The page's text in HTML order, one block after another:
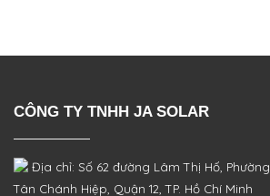
CÔNG TY TNHH JA SOLAR
Địa chỉ: Số 62 đường Lâm Thị Hố, Phường
Tân Chánh Hiệp, Quận 12, TP. Hồ Chí Minh